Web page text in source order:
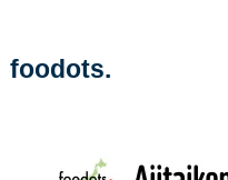
foodots.